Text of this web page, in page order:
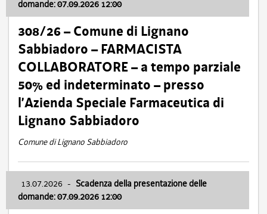
domande: 07.09.2026 12:00
308/26 – Comune di Lignano
Sabbiadoro – FARMACISTA
COLLABORATORE – a tempo parziale
50% ed indeterminato – presso
l’Azienda Speciale Farmaceutica di
Lignano Sabbiadoro
Comune di Lignano Sabbiadoro
13.07.2026 - Scadenza della presentazione delle
domande: 07.09.2026 12:00